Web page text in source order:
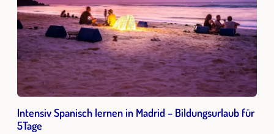
Intensiv Spanisch lernen in Madrid – Bildungsurlaub für
5Tage